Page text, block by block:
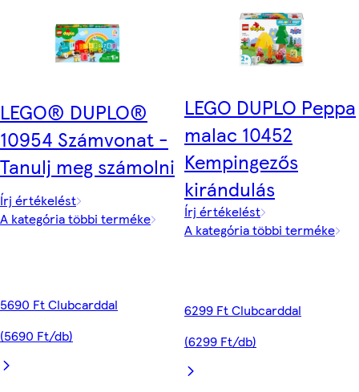
LEGO® DUPLO®
10954 Számvonat -
Tanulj meg számolni
Írj értékelést
A kategória többi terméke
5690 Ft Clubcarddal
(5690 Ft/db)
LEGO DUPLO Peppa
malac 10452
Kempingezős
kirándulás
Írj értékelést
A kategória többi terméke
6299 Ft Clubcarddal
(6299 Ft/db)